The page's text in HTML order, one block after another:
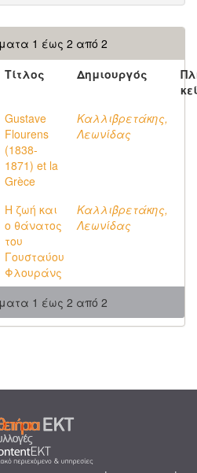
1 έως 2 από 2
Τίτλος Δημιουργός
Gustave
Flourens
(1838-
1871) et la
Grèce
Καλλιβρετάκης,
Λεωνίδας
Η ζωή και
ο θάνατος
του
Γουσταύου
Φλουράνς
Καλλιβρετάκης,
Λεωνίδας
1 έως 2 από 2